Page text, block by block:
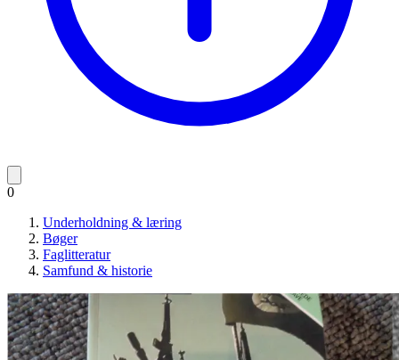
0
Underholdning & læring
Bøger
Faglitteratur
Samfund & historie